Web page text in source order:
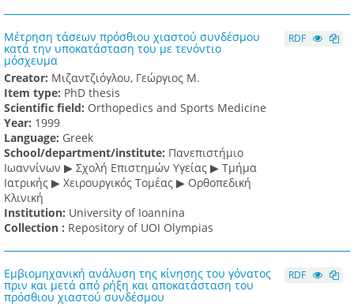
Μέτρηση τάσεων πρόσθιου χιαστού συνδέσμου
κατά την υποκατάσταση του με τενόντιο
μόσχευμα
Creator: Μιζαντζιόγλου, Γεώργιος Μ.
Item type: PhD thesis
Scientific field: Orthopedics and Sports Medicine
Υear: 1999
Language: Greek
School/department/institute: Πανεπιστήμιο
Ιωαννίνων ▶ Σχολή Επιστημών Υγείας ▶ Τμήμα
Ιατρικής ▶ Χειρουργικός Τομέας ▶ Ορθοπεδική
Κλινική
Institution: University of Ioannina
Collection : Repository of UOI Olympias
RDF
Εμβιομηχανική ανάλυση της κίνησης του γόνατος
πριν και μετά από ρήξη και αποκατάσταση του
πρόσθιου χιαστού συνδέσμου
RDF